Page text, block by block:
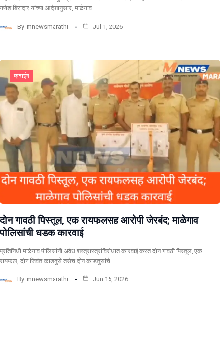
गणेश बिरादार यांच्या आदेशानुसार, माळेगाव…
By mnewsmarathi Jul 1, 2026
क्राईम
दोन गावठी पिस्तूल, एक रायफलसह आरोपी जेरबंद; माळेगाव
पोलिसांची धडक कारवाई
प्रतिनिधी माळेगाव पोलिसांनी अवैध शस्त्रास्त्रांविरोधात कारवाई करत दोन गावठी पिस्तूल, एक
रायफल, दोन जिवंत काडतुसे तसेच दोन काडतुसांचे…
By mnewsmarathi Jun 15, 2026